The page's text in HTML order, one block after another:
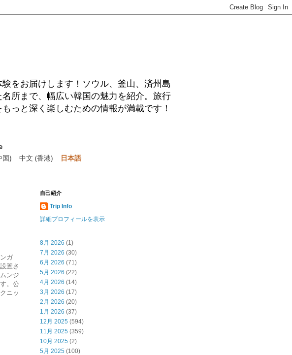
をお届けします！ソウル、釜山、済州島
所まで、幅広い韓国の魅力を紹介。旅行
っと深く楽しむための情報が満載です！
国) 中文 (香港) 日本語
ガ
置さ
ンジ
。公
ニッ
自己紹介
Trip Info
詳細プロフィールを表示
8月 2026 (1)
7月 2026 (30)
6月 2026 (71)
5月 2026 (22)
4月 2026 (14)
3月 2026 (17)
2月 2026 (20)
1月 2026 (37)
12月 2025 (594)
11月 2025 (359)
10月 2025 (2)
5月 2025 (100)